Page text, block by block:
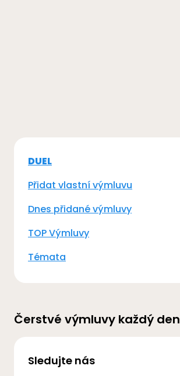
DUEL
Přidat vlastní výmluvu
Dnes přidané výmluvy
TOP Výmluvy
Témata
Čerstvé výmluvy každý den
Sledujte nás